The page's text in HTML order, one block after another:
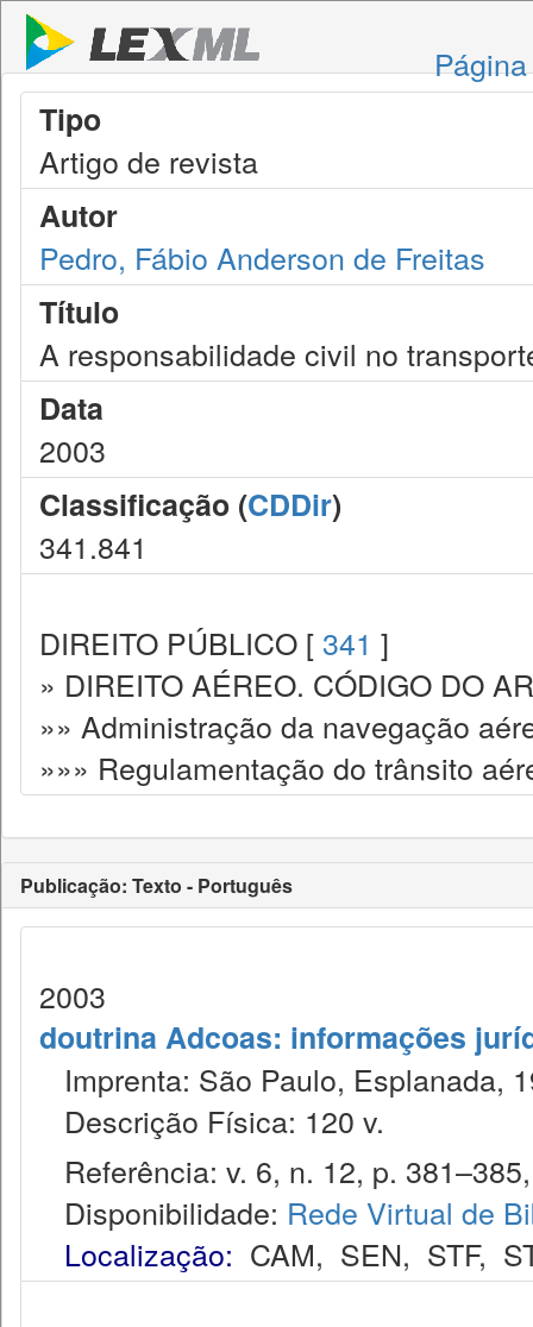
Tipo
Artigo de revista
Autor
Pedro, Fábio Anderson de Freitas
Título
A responsabilidade civil no
Data
2003
Classificação (CDDir)
341.841
DIREITO PÚBLICO [ 341 ]
» DIREITO AÉREO. CÓDIGO DO
»» Administração da navegação
»»» Regulamentação do trânsito
Publicação: Texto - Português
2003
doutrina Adcoas: informações
Imprenta: São Paulo, Esplanada,
Descrição Física: 120 v.
Referência: v. 6, n. 12, p.
Disponibilidade: Rede Virtual de
Localização: CAM, SEN, STF,